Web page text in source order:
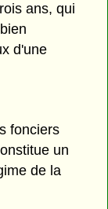
ans, qui
d'une
fonciers
un
de la